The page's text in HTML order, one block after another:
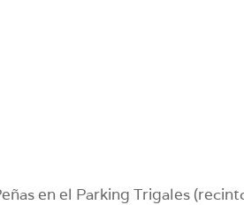
en el Parking Trigales